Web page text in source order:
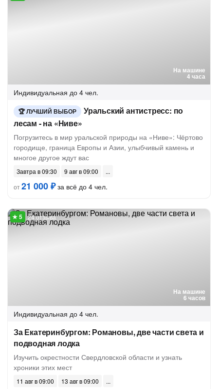
На машине
4 часа
Индивидуальная до 4 чел.
ЛУЧШИЙ ВЫБОР
Уральский антистресс: по
лесам - на «Ниве»
Погрузитесь в мир уральской природы на «Ниве»: Чёртово
городище, граница Европы и Азии, улыбчивый камень и
многое другое ждут вас
Завтра в 09:30
9 авг в 09:00
от21 000 ₽за всё до 4 чел.
На машине
6 часов
24 отзыва
Индивидуальная до 4 чел.
За Екатеринбургом: Романовы, две части света и
подводная лодка
Изучить окрестности Свердловской области и узнать
хроники этих мест
11 авг в 09:00
13 авг в 09:00